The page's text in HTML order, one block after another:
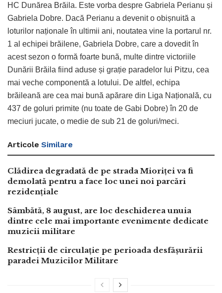
HC Dunărea Brăila. Este vorba despre Gabriela Perianu și
Gabriela Dobre. Dacă Perianu a devenit o obișnuită a
loturilor naționale în ultimii ani, noutatea vine la portarul nr.
1 al echipei brăilene, Gabriela Dobre, care a dovedit în
acest sezon o formă foarte bună, multe dintre victoriile
Dunării Brăila fiind aduse și grație paradelor lui Pitzu, cea
mai veche componentă a lotului. De altfel, echipa
brăileană are cea mai bună apărare din Liga Națională, cu
437 de goluri primite (nu toate de Gabi Dobre) în 20 de
meciuri jucate, o medie de sub 21 de goluri/meci.
Articole Similare
Clădirea degradată de pe strada Mioriței va fi
demolată pentru a face loc unei noi parcări
rezidențiale
Sâmbătă, 8 august, are loc deschiderea unuia
dintre cele mai importante evenimente dedicate
muzicii militare
Restricții de circulație pe perioada desfășurării
paradei Muzicilor Militare